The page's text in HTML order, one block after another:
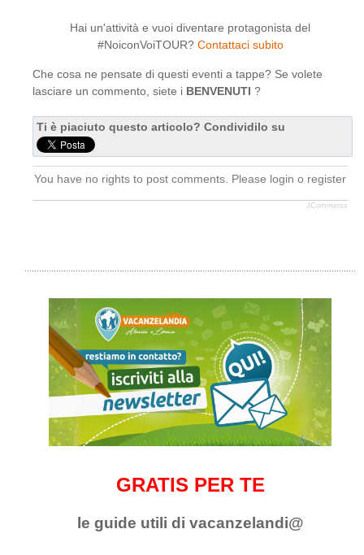
Hai un'attività e vuoi diventare protagonista del
#NoiconVoiTOUR? Contattaci subito
Che cosa ne pensate di questi eventi a tappe? Se volete
lasciare un commento, siete i BENVENUTI ?
Ti è piaciuto questo articolo? Condividilo su
You have no rights to post comments. Please login o register
JComments
GRATIS PER TE
le guide utili di vacanzelandi@